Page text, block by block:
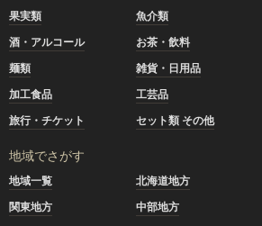
果実類
魚介類
酒・アルコール
お茶・飲料
麺類
雑貨・日用品
加工食品
工芸品
旅行・チケット
セット類 その他
地域でさがす
地域一覧 北海道地方
関東地方
中部地方